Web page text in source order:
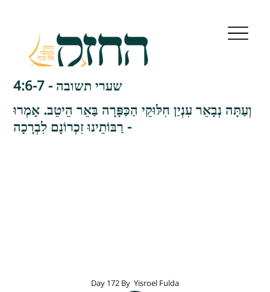
שערי תשובה - 4:6-7
וְעַתָּה נְבָאֵר עִנְיַן חִלּוּקֵי הַכַּפָּרָה בַּאֵר הֵיטֵב. אָמְרוּ
רַבּוֹתֵינוּ זִכְרוֹנָם לִבְרָכָה -
Day 172 By Yisroel Fulda